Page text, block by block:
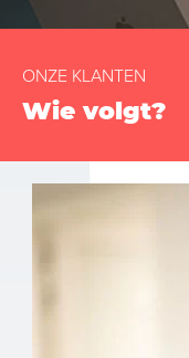
ONZE KLANTEN
Wie volgt?